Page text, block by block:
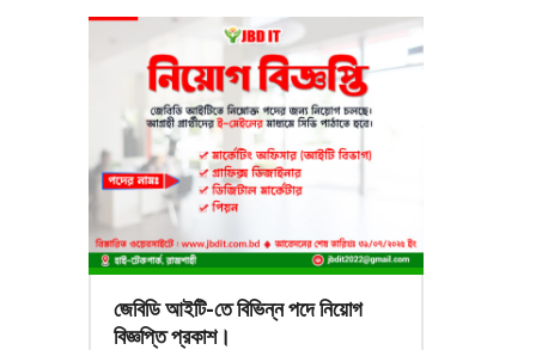
জেবিডি আইটি-তে বিভিন্ন পদে নিয়োগ
বিজ্ঞপ্তি প্রকাশ।